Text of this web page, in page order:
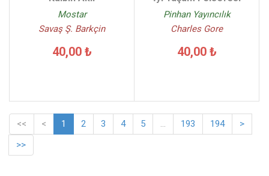
Mostar
Savaş Ş. Barkçin
40,00 ₺
Pinhan Yayıncılık
Charles Gore
40,00 ₺
<< < 1 2 3 4 5 ... 193 194
>
>>